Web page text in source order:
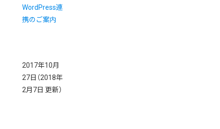
WordPress連
携のご案内
2017年10月
27日 （2018年
2月7日 更新）